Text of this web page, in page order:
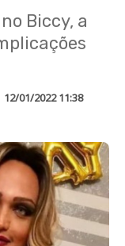
Biccy, a
12/01/2022 11:38